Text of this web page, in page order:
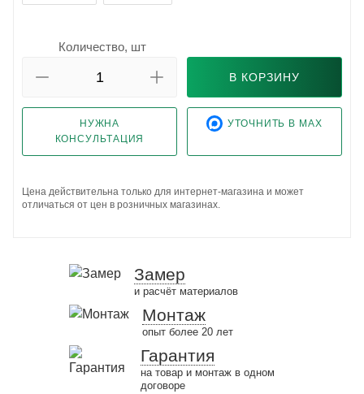
Количество, шт
В КОРЗИНУ
НУЖНА
КОНСУЛЬТАЦИЯ
УТОЧНИТЬ В MAX
Цена действительна только для интернет-магазина и может
отличаться от цен в розничных магазинах.
Замер
и расчёт материалов
Монтаж
опыт более 20 лет
Гарантия
на товар и монтаж в одном
договоре